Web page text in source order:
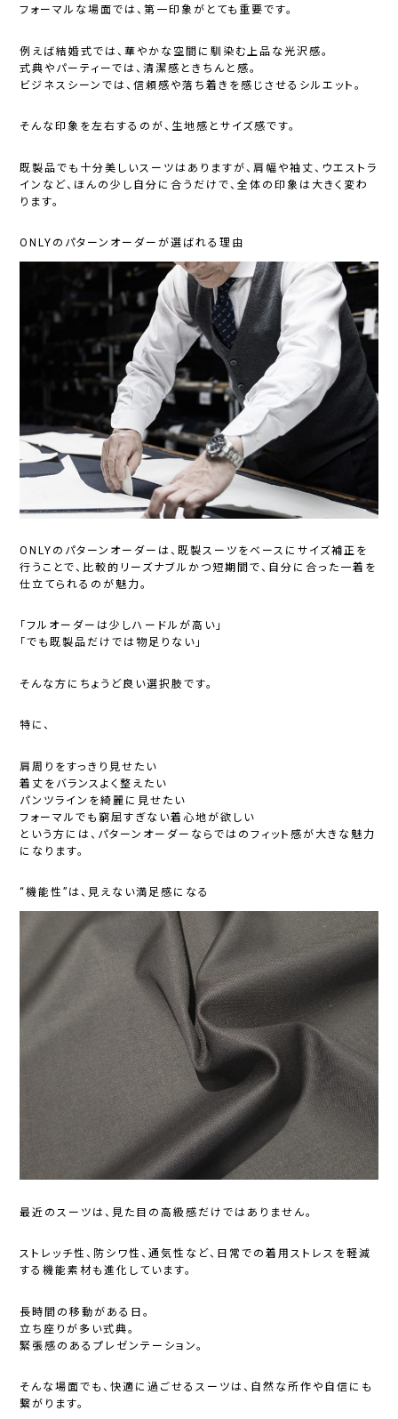
フォーマルな場面では、第一印象がとても重要です。
例えば結婚式では、華やかな空間に馴染む上品な光沢感。
式典やパーティーでは、清潔感ときちんと感。
ビジネスシーンでは、信頼感や落ち着きを感じさせるシルエット。
そんな印象を左右するのが、生地感とサイズ感です。
既製品でも十分美しいスーツはありますが、肩幅や袖丈、ウエストラ
インなど、ほんの少し自分に合うだけで、全体の印象は大きく変わ
ります。
ONLYのパターンオーダーが選ばれる理由
ONLYのパターンオーダーは、既製スーツをベースにサイズ補正を
行うことで、比較的リーズナブルかつ短期間で、自分に合った一着を
仕立てられるのが魅力。
「フルオーダーは少しハードルが高い」
「でも既製品だけでは物足りない」
そんな方にちょうど良い選択肢です。
特に、
肩周りをすっきり見せたい
着丈をバランスよく整えたい
パンツラインを綺麗に見せたい
フォーマルでも窮屈すぎない着心地が欲しい
という方には、パターンオーダーならではのフィット感が大きな魅力
になります。
“機能性”は、見えない満足感になる
最近のスーツは、見た目の高級感だけではありません。
ストレッチ性、防シワ性、通気性など、日常での着用ストレスを軽減
する機能素材も進化しています。
長時間の移動がある日。
立ち座りが多い式典。
緊張感のあるプレゼンテーション。
そんな場面でも、快適に過ごせるスーツは、自然な所作や自信にも
繋がります。